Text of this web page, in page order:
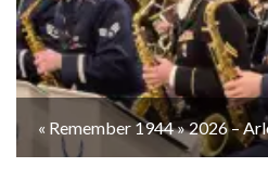
« Remember 1944 » 2026 –